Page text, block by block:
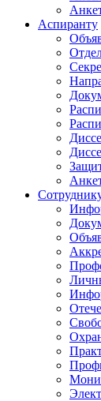
Аспиранту